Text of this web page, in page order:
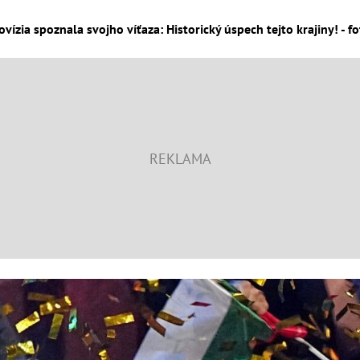
spoznala svojho víťaza: Historický úspech tejto krajiny! -